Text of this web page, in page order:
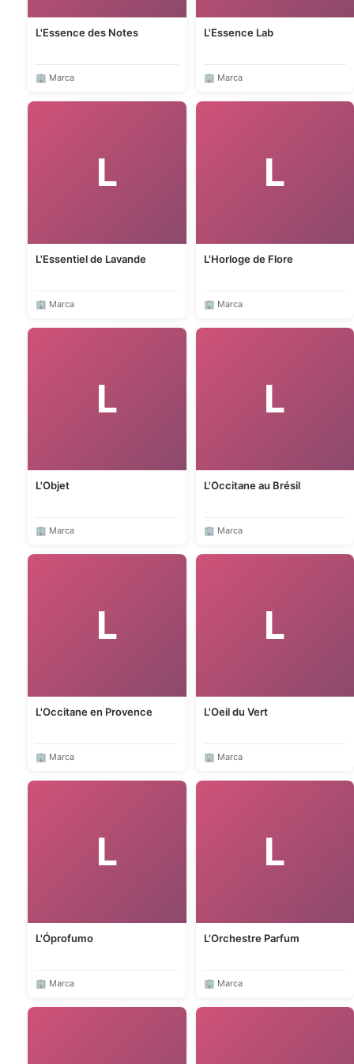
L'Essence des Notes
🏢 Marca
L'Essence Lab
🏢 Marca
L
L'Essentiel de Lavande
🏢 Marca
L
L'Horloge de Flore
🏢 Marca
L
L'Objet
🏢 Marca
L
L'Occitane au Brésil
🏢 Marca
L
L'Occitane en Provence
🏢 Marca
L
L'Oeil du Vert
🏢 Marca
L
L'Óprofumo
🏢 Marca
L
L'Orchestre Parfum
🏢 Marca